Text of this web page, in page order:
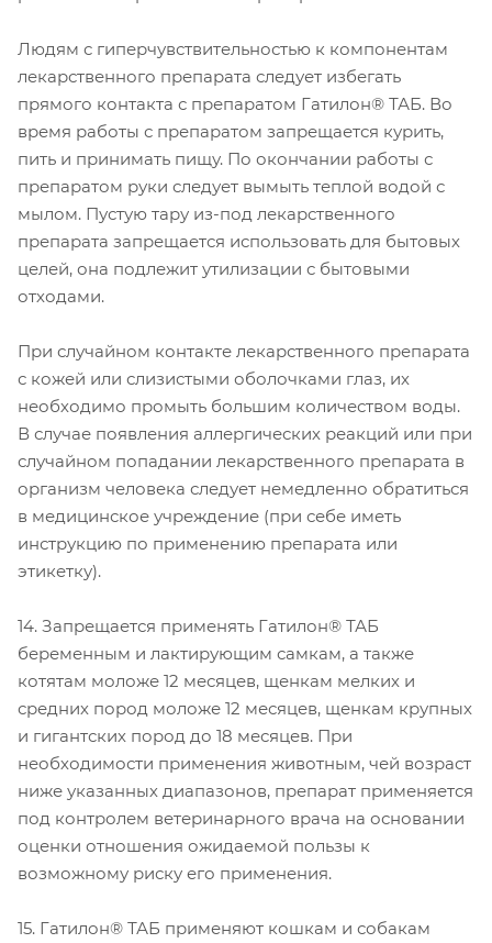
Людям с гиперчувствительностью к компонентам
лекарственного препарата следует избегать
прямого контакта с препаратом Гатилон® ТАБ. Во
время работы с препаратом запрещается курить,
пить и принимать пищу. По окончании работы с
препаратом руки следует вымыть теплой водой с
мылом. Пустую тару из-под лекарственного
препарата запрещается использовать для бытовых
целей, она подлежит утилизации с бытовыми
отходами.
При случайном контакте лекарственного препарата
с кожей или слизистыми оболочками глаз, их
необходимо промыть большим количеством воды.
В случае появления аллергических реакций или при
случайном попадании лекарственного препарата в
организм человека следует немедленно обратиться
в медицинское учреждение (при себе иметь
инструкцию по применению препарата или
этикетку).
14. Запрещается применять Гатилон® ТАБ
беременным и лактирующим самкам, а также
котятам моложе 12 месяцев, щенкам мелких и
средних пород моложе 12 месяцев, щенкам крупных
и гигантских пород до 18 месяцев. При
необходимости применения животным, чей возраст
ниже указанных диапазонов, препарат применяется
под контролем ветеринарного врача на основании
оценки отношения ожидаемой пользы к
возможному риску его применения.
15. Гатилон® ТАБ применяют кошкам и собакам